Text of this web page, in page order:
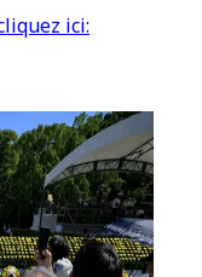
ici: